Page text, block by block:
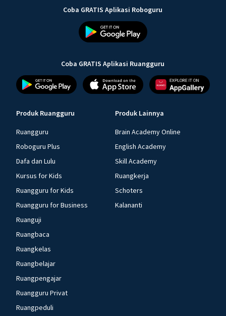
Coba GRATIS Aplikasi Roboguru
Coba GRATIS Aplikasi Ruangguru
Produk Ruangguru
Ruangguru
Roboguru Plus
Dafa dan Lulu
Kursus for Kids
Ruangguru for Kids
Ruangguru for Business
Ruanguji
Ruangbaca
Ruangkelas
Ruangbelajar
Ruangpengajar
Ruangguru Privat
Ruangpeduli
Produk Lainnya
Brain Academy Online
English Academy
Skill Academy
Ruangkerja
Schoters
Kalananti